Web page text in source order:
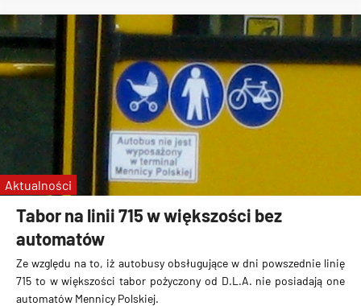
Tabor na linii 715 w większości bez
automatów
Ze względu na to, iż autobusy obsługujące w dni powszednie linię
715 to w większości tabor pożyczony od D.L.A. nie posiadają one
automatów Mennicy Polskiej.
Aktualności